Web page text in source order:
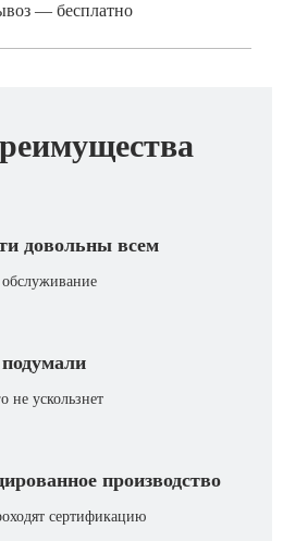
— бесплатно
довольны всем
не ускользнет
производство
сертификацию